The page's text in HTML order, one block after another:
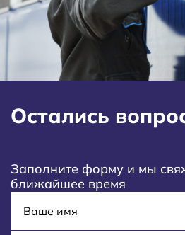
Остались
Заполните форму и мы
ближайшее время